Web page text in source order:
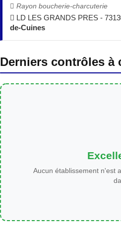
Rayon boucherie-charcuterie
LD LES GRANDS PRES -
de-Cuines
Derniers contrôles à
Aucun établissement n'est